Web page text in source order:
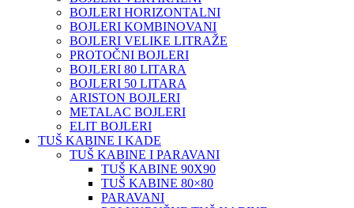
BOJLERI HORIZONTALNI
BOJLERI KOMBINOVANI
BOJLERI VELIKE LITRAŽE
PROTOČNI BOJLERI
BOJLERI 80 LITARA
BOJLERI 50 LITARA
ARISTON BOJLERI
METALAC BOJLERI
ELIT BOJLERI
TUŠ KABINE I KADE
TUŠ KABINE I PARAVANI
TUŠ KABINE 90X90
TUŠ KABINE 80×80
PARAVANI